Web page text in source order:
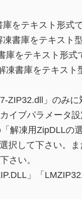
庫をテキスト形式
凍書庫をテキスト
庫をテキスト形式
凍書庫をテキスト
ZIP32.dll」のみに
イブパラメータ
「解凍用ZipDLLの
択して下さい。
さい。
」「